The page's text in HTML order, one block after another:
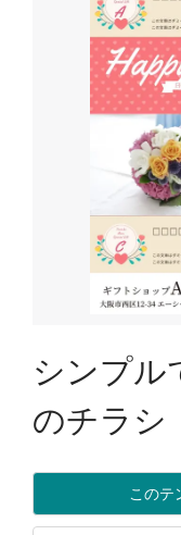
シンプル
のチラシ
このテ